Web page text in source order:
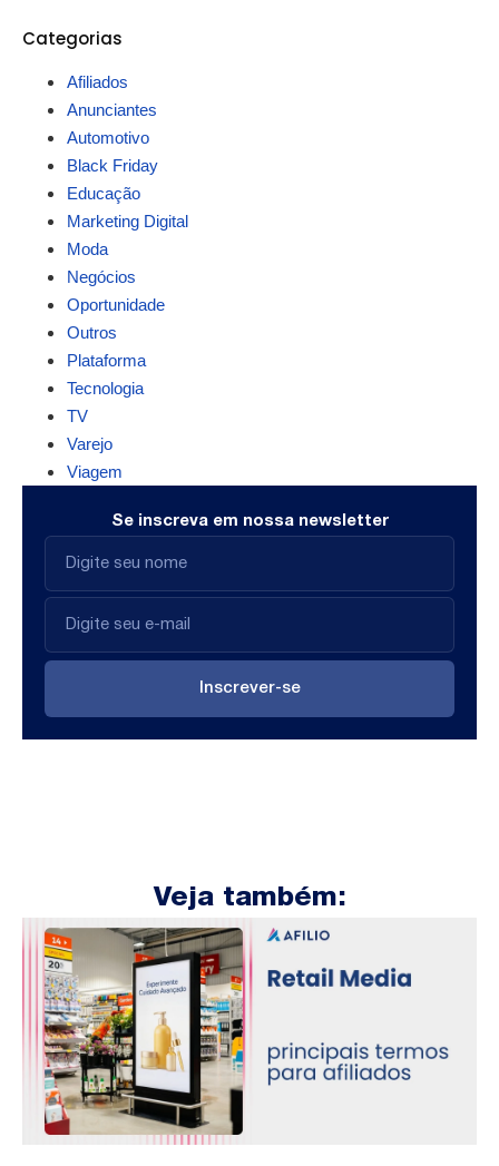
Categorias
Afiliados
Anunciantes
Automotivo
Black Friday
Educação
Marketing Digital
Moda
Negócios
Oportunidade
Outros
Plataforma
Tecnologia
TV
Varejo
Viagem
Se inscreva em nossa newsletter
Inscrever-se
Veja também: